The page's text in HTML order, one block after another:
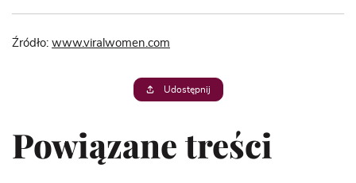
Źródło: www.viralwomen.com
Udostępnij
Powiązane treści